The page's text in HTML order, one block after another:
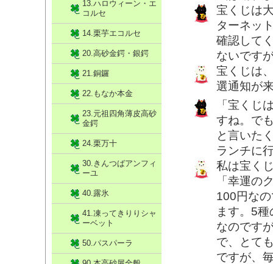
宝くじは
ターネッ
確認して
ないです
宝くじは
選通知が
「宝くじ
すね。で
と言いた
ランチに
私は宝く
「幸運の
100円な
ます。5
なのです
で、とて
ですが、
13.ハロウィーン・エ
コルセ
14.栗芋エコルセ
20.高砂金鍔・銀鍔
21.銅鑼
22.もなか本金
23.元祖四角薄皮高砂
金鍔
24.栗万十
30.きんつばアンフィ
ーユ
40.露氷
41.凍ってきりりシャ
ーベット
50.パスパーラ